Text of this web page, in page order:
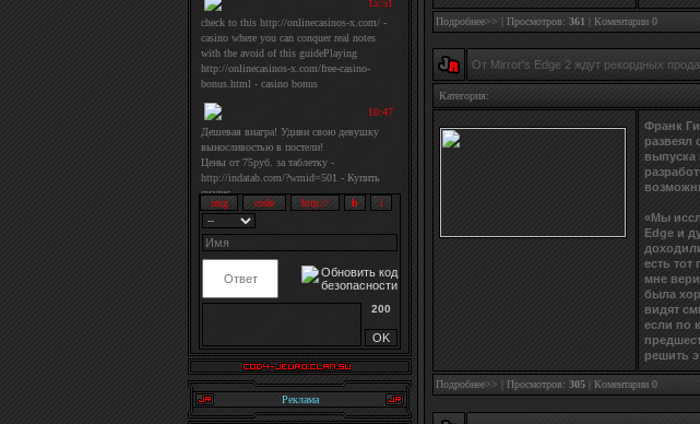
200
Реклама
Подробнее>> | Просмотров: 361 Коментарии 0
От Mirror's Edge 2 ждут рекордных
Категория:
Франк
развеял
выпуска
«Мы
Edge и
есть
мне
была
видят
если по
решить
Подробнее>> | Просмотров: 305 Коментарии 0